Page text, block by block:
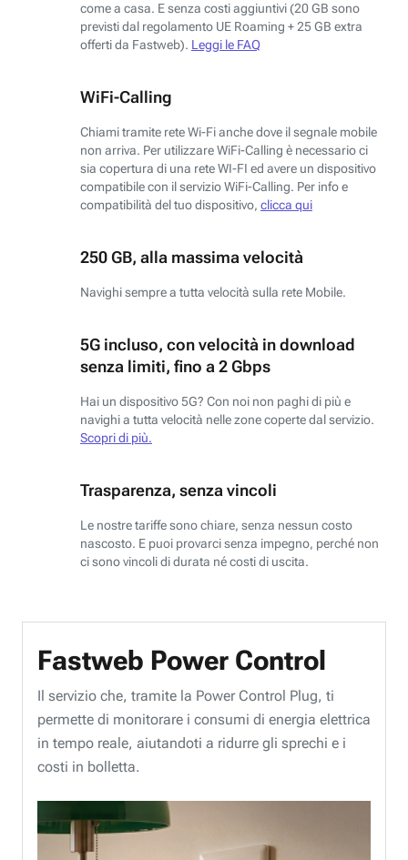
come a casa. E senza costi aggiuntivi (20 GB sono
previsti dal regolamento UE Roaming + 25 GB extra
offerti da Fastweb). Leggi le FAQ
WiFi-Calling
Chiami tramite rete Wi-Fi anche dove il segnale mobile
non arriva. Per utilizzare WiFi-Calling è necessario ci
sia copertura di una rete WI-FI ed avere un dispositivo
compatibile con il servizio WiFi-Calling. Per info e
compatibilità del tuo dispositivo, clicca qui
250 GB, alla massima velocità
Navighi sempre a tutta velocità sulla rete Mobile.
5G incluso, con velocità in download
senza limiti, fino a 2 Gbps
Hai un dispositivo 5G? Con noi non paghi di più e
navighi a tutta velocità nelle zone coperte dal servizio.
Scopri di più.
Trasparenza, senza vincoli
Le nostre tariffe sono chiare, senza nessun costo
nascosto. E puoi provarci senza impegno, perché non
ci sono vincoli di durata né costi di uscita.
Fastweb Power Control
Il servizio che, tramite la Power Control Plug, ti
permette di monitorare i consumi di energia elettrica
in tempo reale, aiutandoti a ridurre gli sprechi e i
costi in bolletta.